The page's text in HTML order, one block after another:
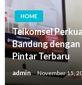
HOME
Telkomsel
Bandung dengan
Pintar Terbaru
admin November 15,